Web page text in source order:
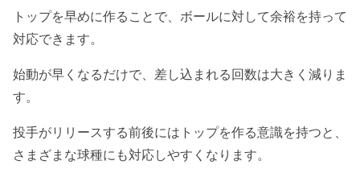
トップを早めに作ることで、ボールに対して余裕を持って
対応できます。
始動が早くなるだけで、差し込まれる回数は大きく減りま
す。
投手がリリースする前後にはトップを作る意識を持つと、
さまざまな球種にも対応しやすくなります。